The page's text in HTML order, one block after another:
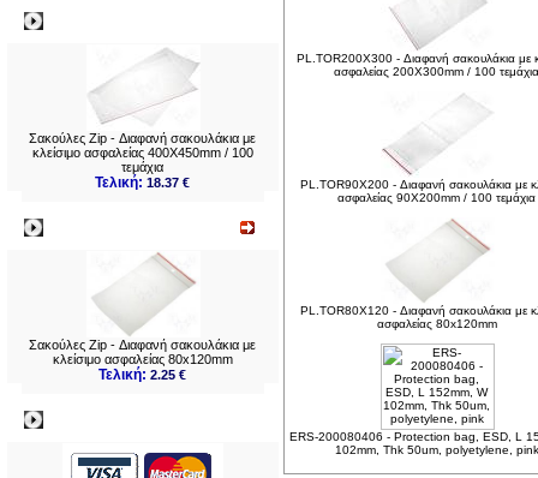
Σακούλες Zip - Διαφανή σακουλάκια με
κλείσιμο ασφαλείας 400X450mm / 100
τεμάχια
Τελική:18.37 €
Σακούλες Zip - Διαφανή σακουλάκια με
κλείσιμο ασφαλείας 80x120mm
Τελική:2.25 €
PL.TOR200X300 - Διαφανή σακουλάκια με
ασφαλείας 200X300mm / 100
PL.TOR90X200 - Διαφανή σακουλάκια με
ασφαλείας 90X200mm / 100 τεμάχια
PL.TOR80X120 - Διαφανή σακουλάκια με
ασφαλείας 80x120mm
ERS-200080406 - Protection bag, ESD, L
102mm, Thk 50um, polyetylene, pink